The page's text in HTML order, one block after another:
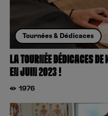
Tournées & Dédicaces
LA TOURNÉE DÉDICACES
EN JUIN 2023 !
1976